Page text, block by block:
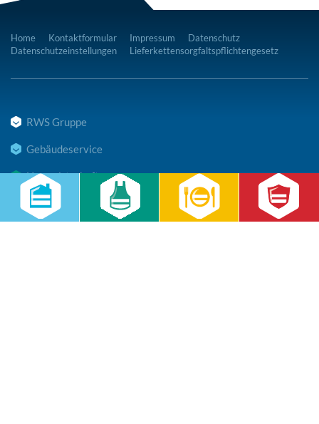
Home Kontaktformular Impressum
Datenschutz
Datenschutzeinstellungen
Lieferkettensorgfaltspflichtengesetz
RWS Gruppe
Gebäudeservice
Hauswirtschaft
Cateringservice